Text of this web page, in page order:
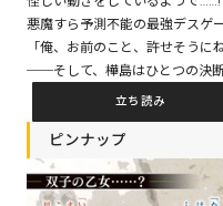
コ
悪魔すら予測不能の最強デスゲ
「俺、お前のこと、許せそうに
──そして、樺島はひとつの決断
立ち読み
ピンナップ